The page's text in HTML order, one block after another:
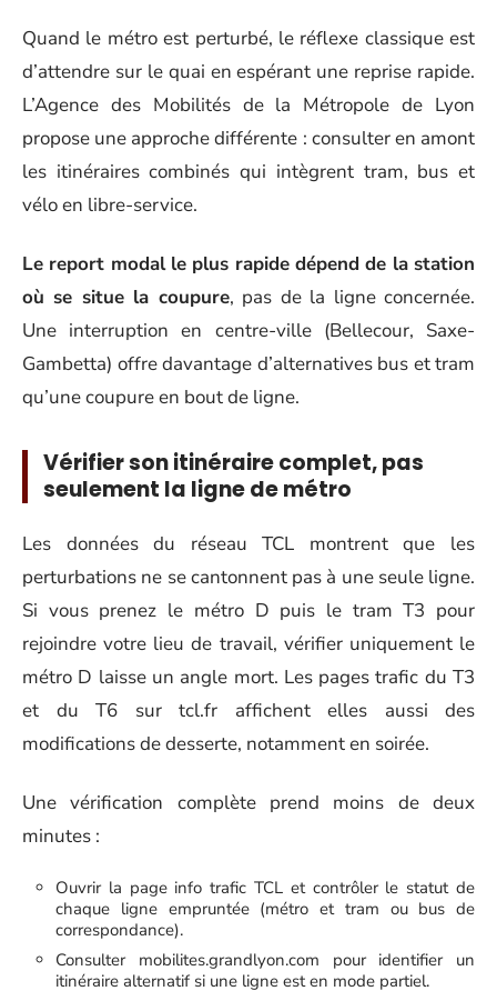
Quand le métro est perturbé, le réflexe classique est
d’attendre sur le quai en espérant une reprise rapide.
L’Agence des Mobilités de la Métropole de Lyon
propose une approche différente : consulter en amont
les itinéraires combinés qui intègrent tram, bus et
vélo en libre-service.
Le report modal le plus rapide dépend de la station
où se situe la coupure, pas de la ligne concernée.
Une interruption en centre-ville (Bellecour, Saxe-
Gambetta) offre davantage d’alternatives bus et tram
qu’une coupure en bout de ligne.
Vérifier son itinéraire complet, pas
seulement la ligne de métro
Les données du réseau TCL montrent que les
perturbations ne se cantonnent pas à une seule ligne.
Si vous prenez le métro D puis le tram T3 pour
rejoindre votre lieu de travail, vérifier uniquement le
métro D laisse un angle mort. Les pages trafic du T3
et du T6 sur tcl.fr affichent elles aussi des
modifications de desserte, notamment en soirée.
Une vérification complète prend moins de deux
minutes :
Ouvrir la page info trafic TCL et contrôler le statut de
chaque ligne empruntée (métro et tram ou bus de
correspondance).
Consulter mobilites.grandlyon.com pour identifier un
itinéraire alternatif si une ligne est en mode partiel.